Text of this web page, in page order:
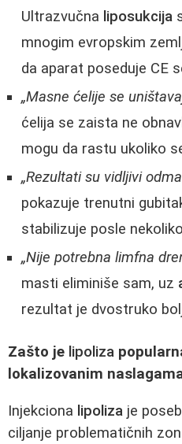
Ultrazvučna liposukcija
mnogim evropskim
da aparat poseduje CE
„Masne ćelije se
ćelija se zaista ne
mogu da rastu ukoliko
„Rezultati su vidljivi
pokazuje trenutni
stabilizuje posle
„Nije potrebna limfna
masti eliminiše sam, uz
rezultat je dvostruko
Zašto je lipoliza
lokalizovanim
Injekciona lipoliza je
ciljanje problematičnih